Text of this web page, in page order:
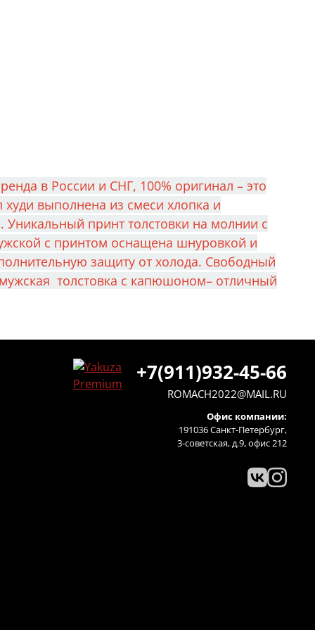
в России и СНГ, 100% оригинал – это
выполнена из смеси хлопка и
Уникальный принт толстовки на молнии с
с принтом оснащена шнуровкой и
защиту от холода. Свободный
толстовка с капюшоном– отличный
+7(911)932-45-66
ROMACH2022@MAIL.RU
Офис компании:
191036 Санкт-Петербург,
3-советская, д.9, офис 212